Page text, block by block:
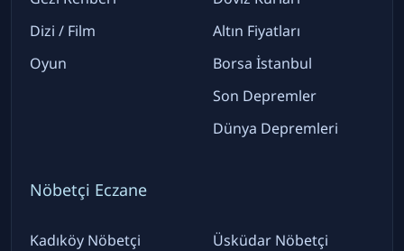
Dizi / Film
Oyun
Altın Fiyatları
Borsa İstanbul
Son Depremler
Dünya Depremleri
Nöbetçi Eczane
Kadıköy Nöbetçi
Üsküdar Nöbetçi